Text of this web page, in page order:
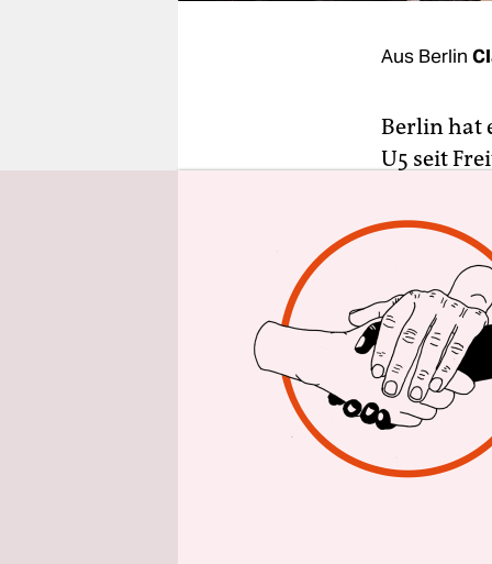
Aus Berlin
Berlin hat
U5 seit
auch:
Rathaus,
etwa auch
fristete.
Das tun
strengen
und